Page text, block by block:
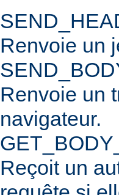
Renvoie un
Renvoie un
navigateur.
Reçoit un